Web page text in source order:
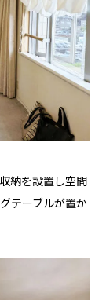
納を設置し空間
テーブルが置か